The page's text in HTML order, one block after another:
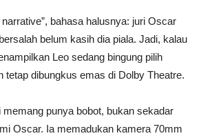
bahasa halusnya: juri Oscar
belum kasih dia piala. Jadi, kalau
Leo sedang bingung pilih
tetap dibungkus emas di Dolby Theatre.
memang punya bobot, bukan sekadar
Oscar. Ia memadukan kamera 70mm